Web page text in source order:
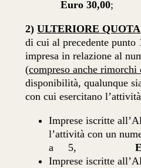
Euro 30,00;
2) ULTERIORE QUOTA
di cui al precedente punto
impresa in relazione al
(compreso anche
disponibilità, qualunque
con cui esercitano
Imprese iscritte
l’attività con un
a 5,
Imprese iscritte